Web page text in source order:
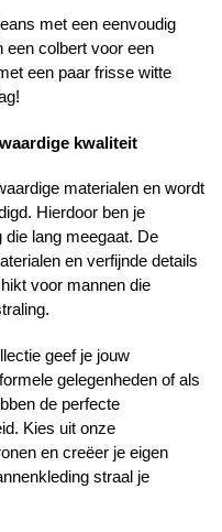
met een eenvoudig
een colbert voor een
een paar frisse witte
kwaliteit
materialen en wordt
Hierdoor ben je
lang meegaat. De
en verfijnde details
voor mannen die
geef je jouw
gelegenheden of als
de perfecte
Kies uit onze
en creëer je eigen
straal je